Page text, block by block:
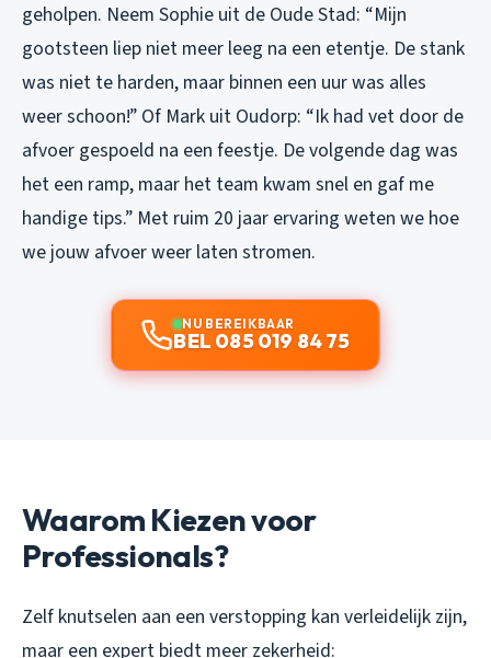
geholpen. Neem Sophie uit de Oude Stad: “Mijn
gootsteen liep niet meer leeg na een etentje. De stank
was niet te harden, maar binnen een uur was alles
weer schoon!” Of Mark uit Oudorp: “Ik had vet door de
afvoer gespoeld na een feestje. De volgende dag was
het een ramp, maar het team kwam snel en gaf me
handige tips.” Met ruim 20 jaar ervaring weten we hoe
we jouw afvoer weer laten stromen.
NU BEREIKBAAR
BEL 085 019 84 75
Waarom Kiezen voor
Professionals?
Zelf knutselen aan een verstopping kan verleidelijk zijn,
maar een expert biedt meer zekerheid: